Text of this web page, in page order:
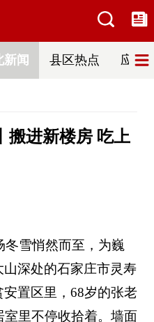
新闻 县区热点 应急
搬进新楼房 吃上
冬雪悄然而至，为巍
深处的石家庄市灵寿
置区里，68岁的张老
里不停收拾着。墙面